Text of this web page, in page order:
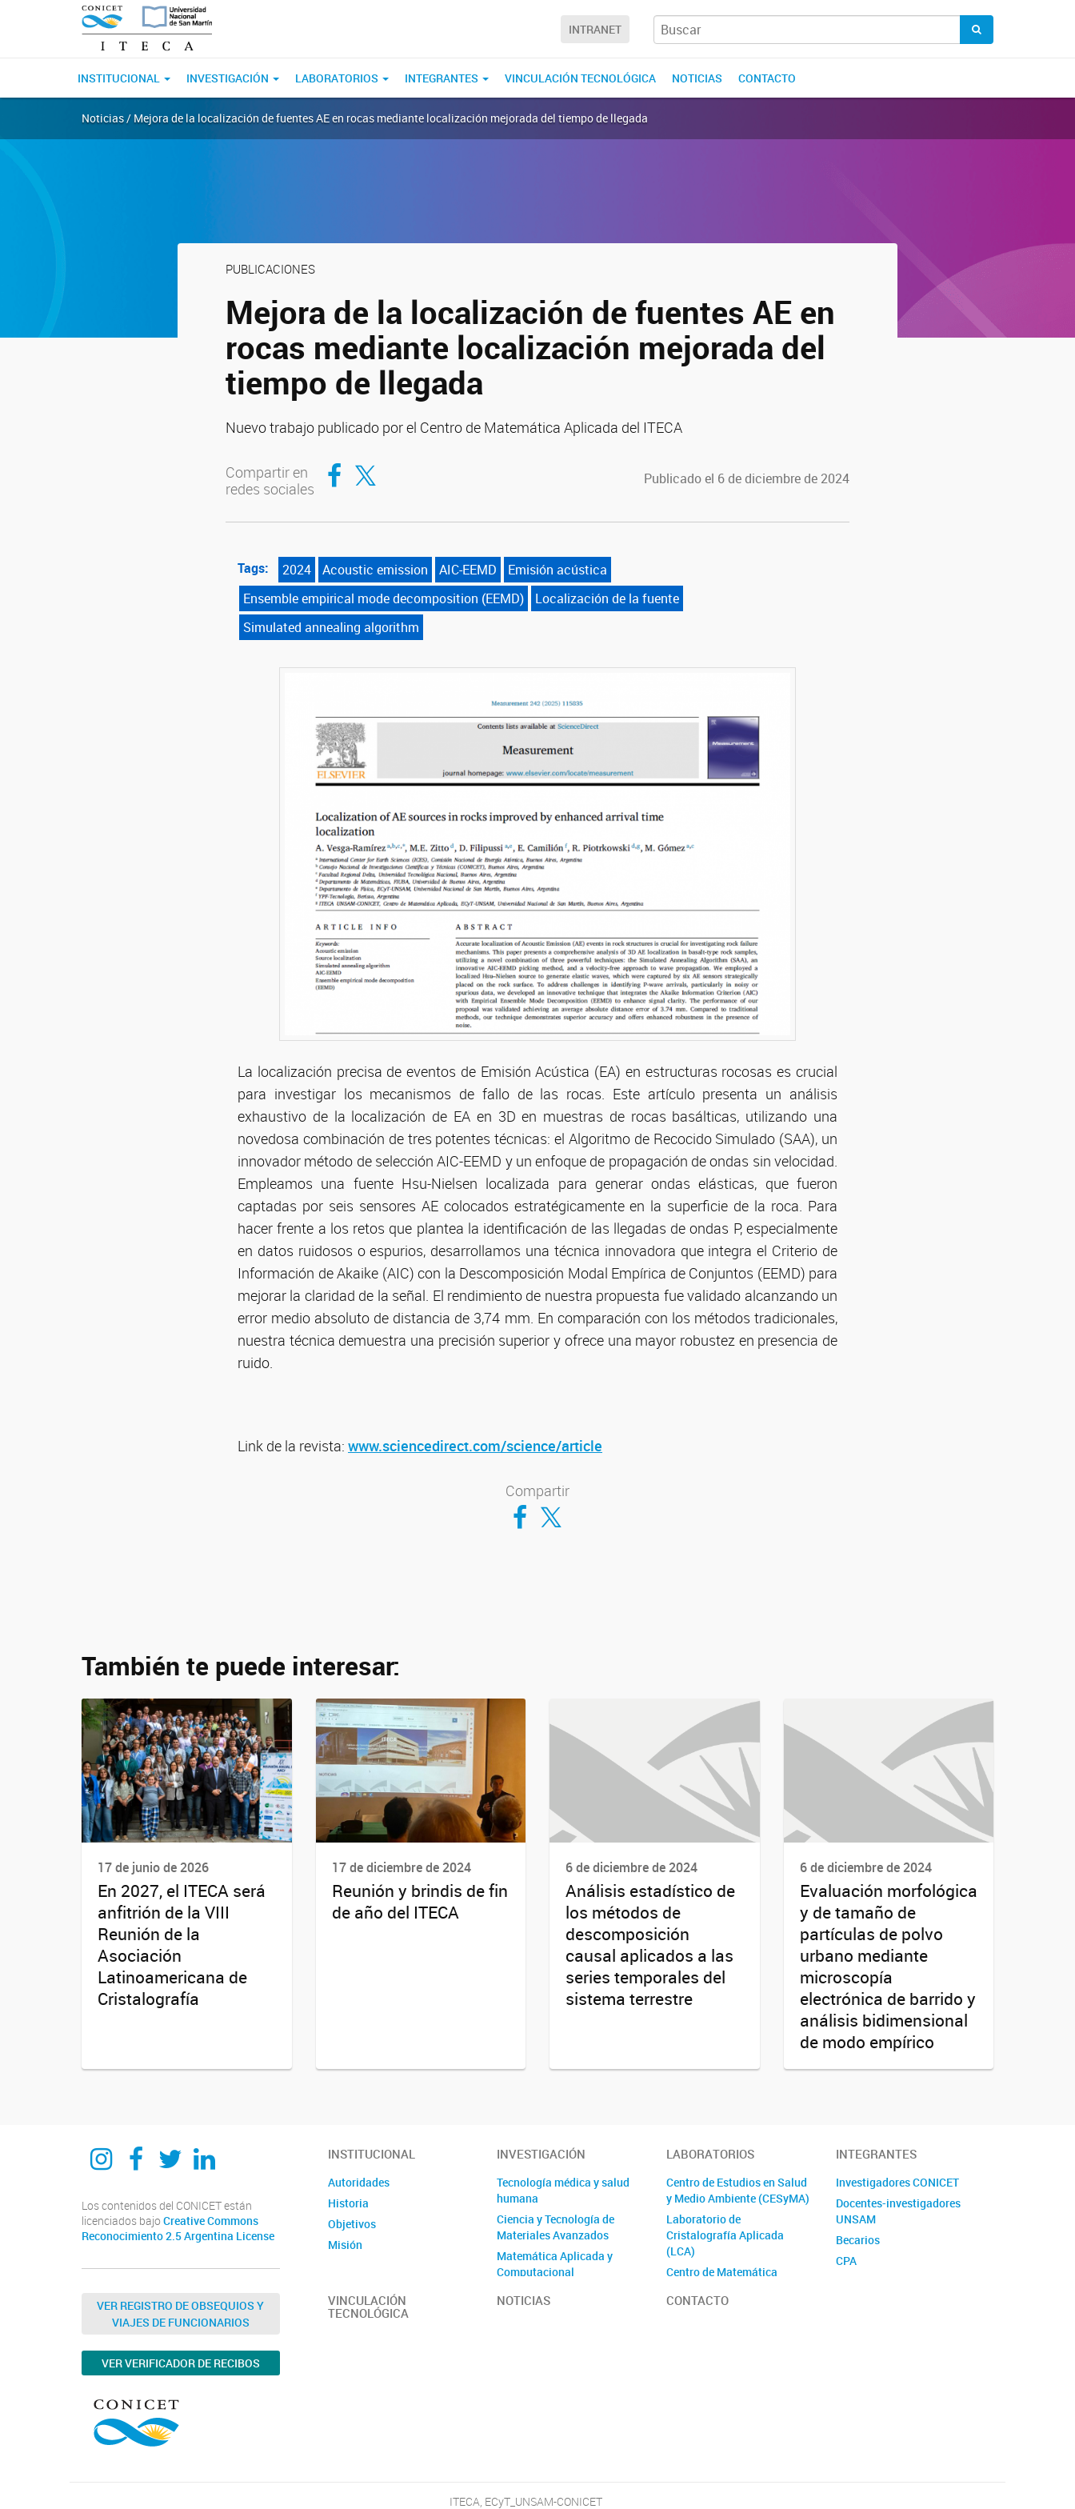
INTRANET
INSTITUCIONAL INVESTIGACIÓN LABORATORIOS INTEGRANTES VINCULACIÓN TECNOLÓGICA NOTICIAS CONTACTO
Noticias / Mejora de la localización de fuentes AE en rocas mediante localización mejorada del tiempo de llegada
PUBLICACIONES
Mejora de la localización de fuentes AE en
rocas mediante localización mejorada del
tiempo de llegada
Nuevo trabajo publicado por el Centro de Matemática Aplicada del ITECA
Compartir en
redes sociales
Compartir en Facebook
Compartir en Twitter Publicado el 6 de diciembre de 2024
Tags: 2024 Acoustic emission AIC-EEMD
Emisión acústica
Ensemble empirical mode decomposition (EEMD)
Localización de la fuente
Simulated annealing algorithm
La localización precisa de eventos de Emisión Acústica (EA) en estructuras rocosas es crucial
para investigar los mecanismos de fallo de las rocas. Este artículo presenta un análisis
exhaustivo de la localización de EA en 3D en muestras de rocas basálticas, utilizando una
novedosa combinación de tres potentes técnicas: el Algoritmo de Recocido Simulado (SAA), un
innovador método de selección AIC-EEMD y un enfoque de propagación de ondas sin velocidad.
Empleamos una fuente Hsu-Nielsen localizada para generar ondas elásticas, que fueron
captadas por seis sensores AE colocados estratégicamente en la superficie de la roca. Para
hacer frente a los retos que plantea la identificación de las llegadas de ondas P, especialmente
en datos ruidosos o espurios, desarrollamos una técnica innovadora que integra el Criterio de
Información de Akaike (AIC) con la Descomposición Modal Empírica de Conjuntos (EEMD) para
mejorar la claridad de la señal. El rendimiento de nuestra propuesta fue validado alcanzando un
error medio absoluto de distancia de 3,74 mm. En comparación con los métodos tradicionales,
nuestra técnica demuestra una precisión superior y ofrece una mayor robustez en presencia de
ruido.
Link de la revista: www.sciencedirect.com/science/article
Compartir
Compartir en Facebook
Compartir en Twitter
También te puede interesar:
17 de junio de 2026
En 2027, el ITECA será
anfitrión de la VIII
Reunión de la
Asociación
Latinoamericana de
Cristalografía
17 de diciembre de 2024
Reunión y brindis de fin
de año del ITECA
6 de diciembre de 2024
Análisis estadístico de
los métodos de
descomposición
causal aplicados a las
series temporales del
sistema terrestre
6 de diciembre de 2024
Evaluación morfológica
y de tamaño de
partículas de polvo
urbano mediante
microscopía
electrónica de barrido y
análisis bidimensional
de modo empírico
itecaunsam
itecaunsam
itecaunsam
Instituto de Tecnologías Emergentes y Ciencias Aplicadas ITECA
Los contenidos del CONICET están
licenciados bajo Creative Commons
Reconocimiento 2.5 Argentina License
VER REGISTRO DE OBSEQUIOS Y
VIAJES DE FUNCIONARIOS
VER VERIFICADOR DE RECIBOS
INSTITUCIONAL
Autoridades
Historia
Objetivos
Misión
INVESTIGACIÓN
Tecnología médica y salud
humana
Ciencia y Tecnología de
Materiales Avanzados
Matemática Aplicada y
Computacional
sustentable
LABORATORIOS
Centro de Estudios en Salud
y Medio Ambiente (CESyMA)
Laboratorio de
Cristalografía Aplicada
(LCA)
Centro de Matemática
Laboratorio de
INTEGRANTES
Investigadores CONICET
Docentes-investigadores
UNSAM
Becarios
CPA
VINCULACIÓN
TECNOLÓGICA
NOTICIAS CONTACTO
ITECA, ECyT_UNSAM-CONICET